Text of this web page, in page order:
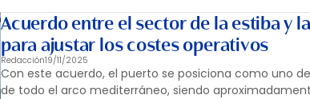
Acuerdo entre el sector de la estiba y
para ajustar los costes operativos
Redacción19/11/2025
Con este acuerdo, el puerto se posiciona como uno
de todo el arco mediterráneo, siendo